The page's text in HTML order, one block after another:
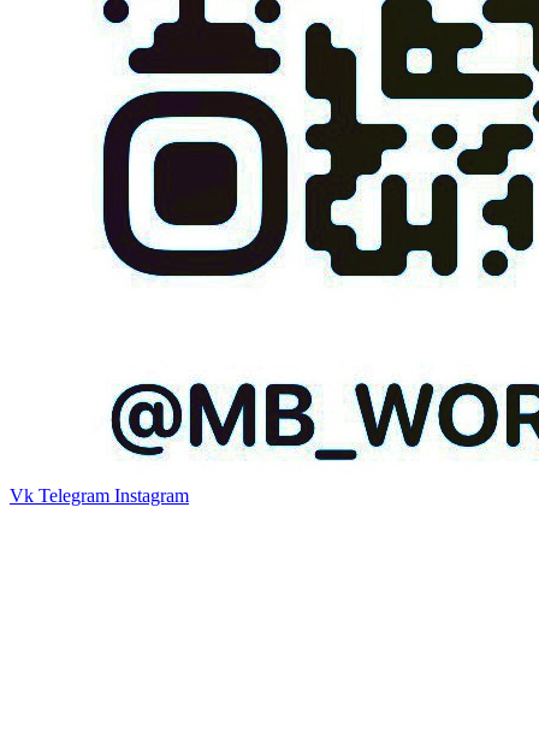
Vk Telegram Instagram